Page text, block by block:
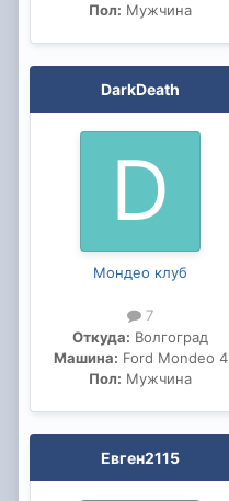
Пол: Мужчина
DarkDeath
Мондео клуб
7
Откуда: Волгоград
Машина: Ford Mondeo 4
Пол: Мужчина
Евген2115